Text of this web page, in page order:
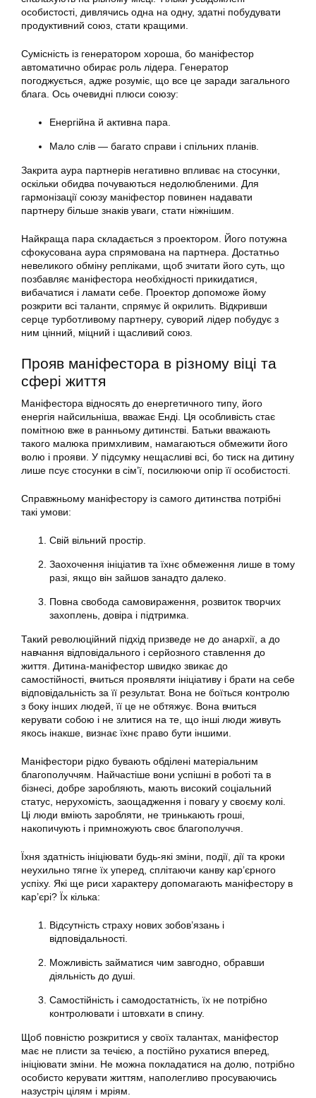
особистості, дивлячись одна на одну, здатні побудувати
продуктивний союз, стати кращими.
Сумісність із генератором хороша, бо маніфестор
автоматично обирає роль лідера. Генератор
погоджується, адже розуміє, що все це заради загального
блага. Ось очевидні плюси союзу:
Енергійна й активна пара.
Мало слів — багато справи і спільних планів.
Закрита аура партнерів негативно впливає на стосунки,
оскільки обидва почуваються недолюбленими. Для
гармонізації союзу маніфестор повинен надавати
партнеру більше знаків уваги, стати ніжнішим.
Найкраща пара складається з проектором. Його потужна
сфокусована аура спрямована на партнера. Достатньо
невеликого обміну репліками, щоб зчитати його суть, що
позбавляє маніфестора необхідності прикидатися,
вибачатися і ламати себе. Проектор допоможе йому
розкрити всі таланти, спрямує й окрилить. Відкривши
серце турботливому партнеру, суворий лідер побудує з
ним цінний, міцний і щасливий союз.
Прояв маніфестора в різному віці та
сфері життя
Маніфестора відносять до енергетичного типу, його
енергія найсильніша, вважає Енді. Ця особливість стає
помітною вже в ранньому дитинстві. Батьки вважають
такого малюка примхливим, намагаються обмежити його
волю і прояви. У підсумку нещасливі всі, бо тиск на дитину
лише псує стосунки в сім’ї, посилюючи опір її особистості.
Справжньому маніфестору із самого дитинства потрібні
такі умови:
Свій вільний простір.
Заохочення ініціатив та їхнє обмеження лише в тому
разі, якщо він зайшов занадто далеко.
Повна свобода самовираження, розвиток творчих
захоплень, довіра і підтримка.
Такий революційний підхід призведе не до анархії, а до
навчання відповідального і серйозного ставлення до
життя. Дитина-маніфестор швидко звикає до
самостійності, вчиться проявляти ініціативу і брати на себе
відповідальність за її результат. Вона не боїться контролю
з боку інших людей, її це не обтяжує. Вона вчиться
керувати собою і не злитися на те, що інші люди живуть
якось інакше, визнає їхнє право бути іншими.
Маніфестори рідко бувають обділені матеріальним
благополуччям. Найчастіше вони успішні в роботі та в
бізнесі, добре заробляють, мають високий соціальний
статус, нерухомість, заощадження і повагу у своєму колі.
Ці люди вміють заробляти, не тринькають гроші,
накопичують і примножують своє благополуччя.
Їхня здатність ініціювати будь-які зміни, події, дії та кроки
неухильно тягне їх уперед, сплітаючи канву кар’єрного
успіху. Які ще риси характеру допомагають маніфестору в
кар’єрі? Їх кілька:
Відсутність страху нових зобов’язань і
відповідальності.
Можливість займатися чим завгодно, обравши
діяльність до душі.
Самостійність і самодостатність, їх не потрібно
контролювати і штовхати в спину.
Щоб повністю розкритися у своїх талантах, маніфестор
має не плисти за течією, а постійно рухатися вперед,
ініціювати зміни. Не можна покладатися на долю, потрібно
особисто керувати життям, наполегливо просуваючись
назустріч цілям і мріям.